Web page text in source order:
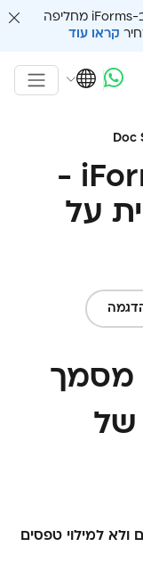
חתימה אחת וגמרנו: איך סגירת עסקה ב-iForms מחליפה
קראו עוד
iForms Doc Signs -
על
מסמך
של
למילוי טפסים